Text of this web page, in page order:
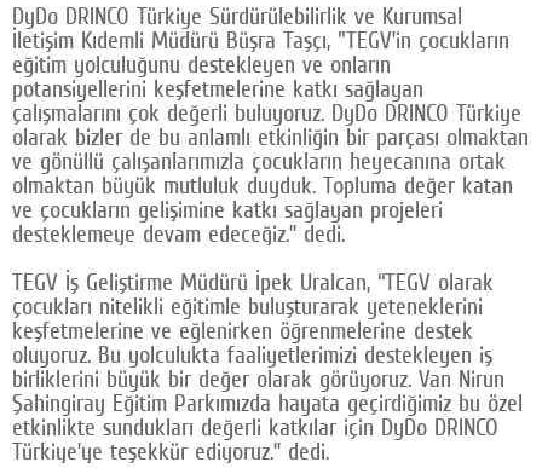
DyDo DRINCO Türkiye Sürdürülebilirlik ve Kurumsal
İletişim Kıdemli Müdürü Büşra Taşçı, "TEGV’in çocukların
eğitim yolculuğunu destekleyen ve onların
potansiyellerini keşfetmelerine katkı sağlayan
çalışmalarını çok değerli buluyoruz. DyDo DRINCO Türkiye
olarak bizler de bu anlamlı etkinliğin bir parçası olmaktan
ve gönüllü çalışanlarımızla çocukların heyecanına ortak
olmaktan büyük mutluluk duyduk. Topluma değer katan
ve çocukların gelişimine katkı sağlayan projeleri
desteklemeye devam edeceğiz.” dedi.
TEGV İş Geliştirme Müdürü İpek Uralcan, “TEGV olarak
çocukları nitelikli eğitimle buluşturarak yeteneklerini
keşfetmelerine ve eğlenirken öğrenmelerine destek
oluyoruz. Bu yolculukta faaliyetlerimizi destekleyen iş
birliklerini büyük bir değer olarak görüyoruz. Van Nirun
Şahingiray Eğitim Parkımızda hayata geçirdiğimiz bu özel
etkinlikte sundukları değerli katkılar için DyDo DRINCO
Türkiye’ye teşekkür ediyoruz.” dedi.